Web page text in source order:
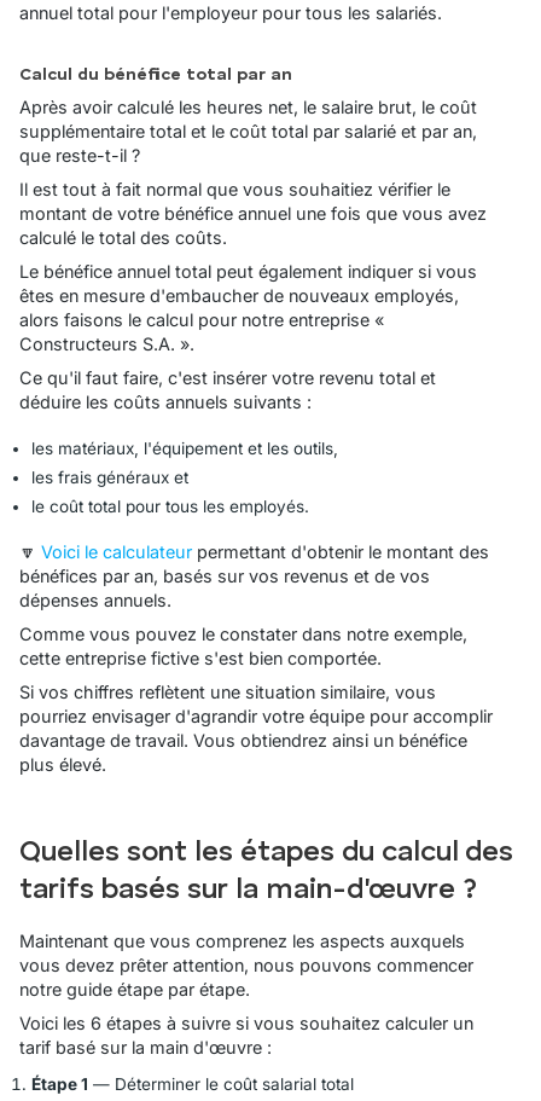
annuel total pour l'employeur pour tous les salariés.
Calcul du bénéfice total par an
Après avoir calculé les heures net, le salaire brut, le coût
supplémentaire total et le coût total par salarié et par an,
que reste-t-il ?
Il est tout à fait normal que vous souhaitiez vérifier le
montant de votre bénéfice annuel une fois que vous avez
calculé le total des coûts.
Le bénéfice annuel total peut également indiquer si vous
êtes en mesure d'embaucher de nouveaux employés,
alors faisons le calcul pour notre entreprise «
Constructeurs S.A.​​ ».
Ce qu'il faut faire, c'est insérer votre revenu total et
déduire les coûts annuels suivants :
les matériaux, l'équipement et les outils,
les frais généraux et
le coût total pour tous les employés.
🔽 Voici le calculateur permettant d'obtenir le montant des
bénéfices par an, basés sur vos revenus et de vos
dépenses annuels.
Comme vous pouvez le constater dans notre exemple,
cette entreprise fictive s'est bien comportée.
Si vos chiffres reflètent une situation similaire, vous
pourriez envisager d'agrandir votre équipe pour accomplir
davantage de travail. Vous obtiendrez ainsi un bénéfice
plus élevé.
Quelles sont les étapes du calcul des
tarifs basés sur la main-d'œuvre ?
Maintenant que vous comprenez les aspects auxquels
vous devez prêter attention, nous pouvons commencer
notre guide étape par étape.
Voici les 6 étapes à suivre si vous souhaitez calculer un
tarif basé sur la main d'œuvre :
Étape 1 — Déterminer le coût salarial total